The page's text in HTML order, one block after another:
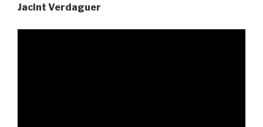
Jacint Verdaguer